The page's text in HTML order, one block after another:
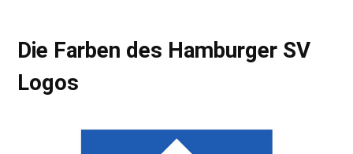
Die Farben des Hamburger SV
Logos